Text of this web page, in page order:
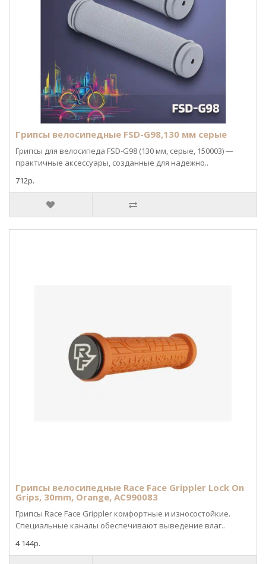
Грипсы велосипедные FSD-G98,130 мм серые
Грипсы для велосипеда FSD-G98 (130 мм, серые, 150003) —
практичные аксессуары, созданные для надежно..
712р.
Грипсы велосипедные Race Face Grippler Lock On
Grips, 30mm, Orange, AC990083
Грипсы Race Face Grippler комфортные и износостойкие.
Специальные каналы обеспечивают выведение влаг..
4 144р.